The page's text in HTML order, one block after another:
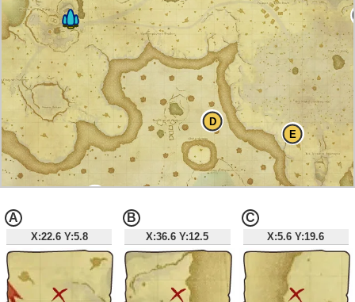
D
E
X:22.6 Y:5.8
A
X:36.6 Y:12.5
B
X:5.6 Y:19.6
C